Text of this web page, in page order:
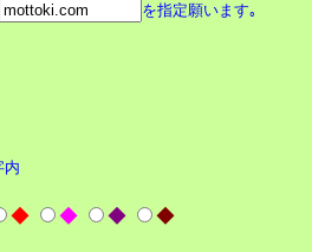
を指定願います｡
内
◆ ◆ ◆
◆